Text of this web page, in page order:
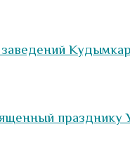
празднику